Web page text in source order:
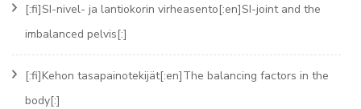
[:fi]SI-nivel- ja lantiokorin virheasento[:en]SI-joint and the
imbalanced pelvis[:]
[:fi]Kehon tasapainotekijät[:en]The balancing factors in the
body[:]